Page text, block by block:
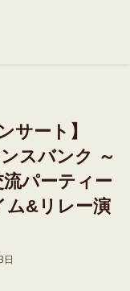
サート】
スバンク ～
パーティー
ム&リレー演
日